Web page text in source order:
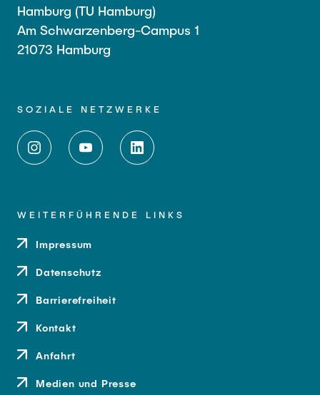
Hamburg (TU Hamburg)
Am Schwarzenberg-Campus 1
21073 Hamburg
SOZIALE NETZWERKE
WEITERFÜHRENDE LINKS
Impressum
Datenschutz
Barrierefreiheit
Kontakt
Anfahrt
Medien und Presse